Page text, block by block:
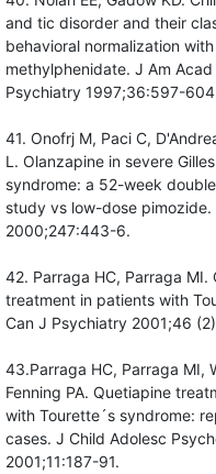
and tic disorder and their
behavioral normalization with
methylphenidate. J Am
Psychiatry 1997;36:597-
41. Onofrj M, Paci C,
L. Olanzapine in severe
syndrome: a 52-week
study vs low-dose pimozide.
2000;247:443-6.
42. Parraga HC, Parraga MI.
treatment in patients with
Can J Psychiatry 2001;46
43.Parraga HC, Parraga MI,
Fenning PA. Quetiapine
with Tourette´s syndrome:
cases. J Child Adolesc
2001;11:187-91.